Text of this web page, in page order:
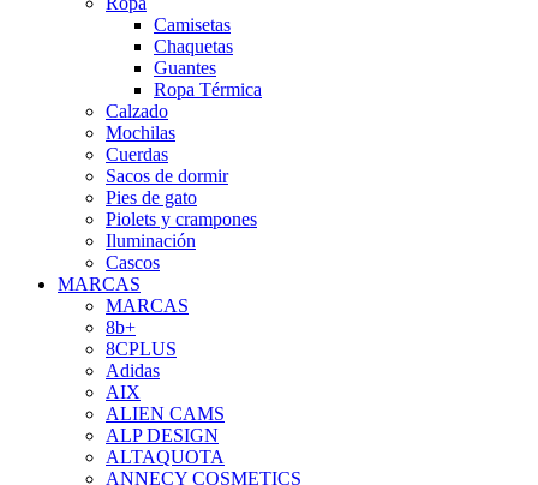
Camisetas
Chaquetas
Guantes
Ropa Térmica
Calzado
Mochilas
Cuerdas
Sacos de dormir
Pies de gato
Piolets y crampones
Iluminación
Cascos
MARCAS
MARCAS
8b+
8CPLUS
Adidas
AIX
ALIEN CAMS
ALP DESIGN
ALTAQUOTA
ANNECY COSMETICS